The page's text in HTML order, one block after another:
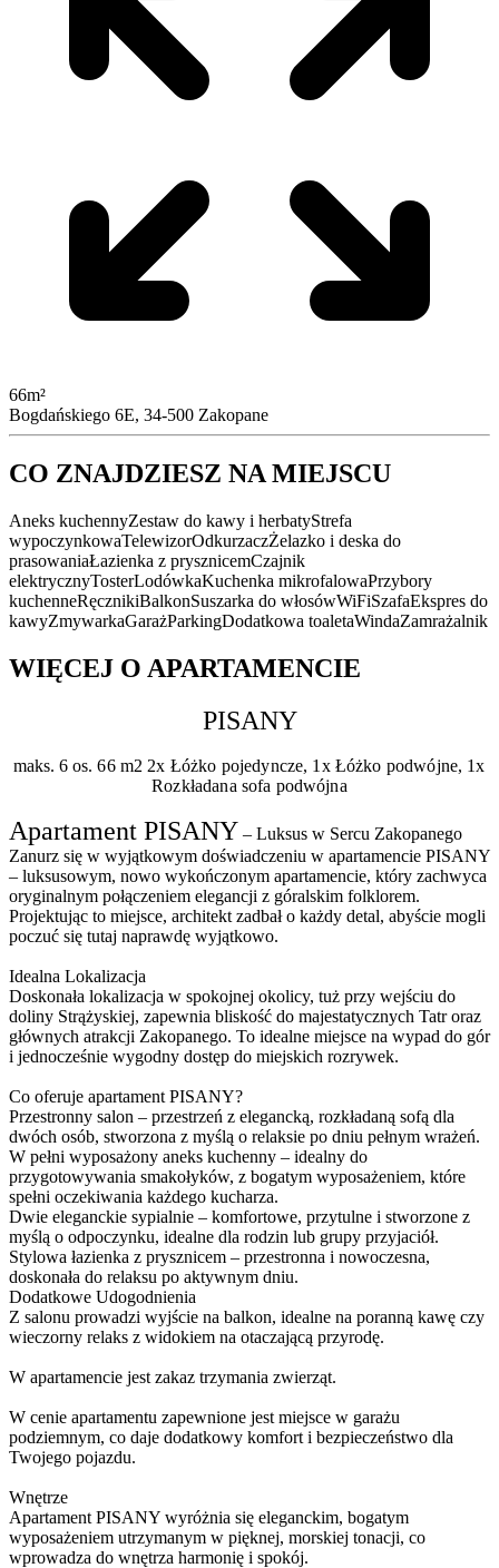
66m²
Bogdańskiego 6E, 34-500 Zakopane
CO ZNAJDZIESZ NA MIEJSCU
Aneks kuchennyZestaw do kawy i herbatyStrefa
wypoczynkowaTelewizorOdkurzaczŻelazko i deska do
prasowaniaŁazienka z prysznicemCzajnik
elektrycznyTosterLodówkaKuchenka mikrofalowaPrzybory
kuchenneRęcznikiBalkonSuszarka do włosówWiFiSzafaEkspres do
kawyZmywarkaGarażParkingDodatkowa toaletaWindaZamrażalnik
WIĘCEJ O APARTAMENCIE
PISANY
maks. 6 os.66 m2 2x Łóżko pojedyncze, 1x Łóżko podwójne, 1x
Rozkładana sofa podwójna
Apartament PISANY – Luksus w Sercu Zakopanego
Zanurz się w wyjątkowym doświadczeniu w apartamencie PISANY
– luksusowym, nowo wykończonym apartamencie, który zachwyca
oryginalnym połączeniem elegancji z góralskim folklorem.
Projektując to miejsce, architekt zadbał o każdy detal, abyście mogli
poczuć się tutaj naprawdę wyjątkowo.
Idealna Lokalizacja
Doskonała lokalizacja w spokojnej okolicy, tuż przy wejściu do
doliny Strążyskiej, zapewnia bliskość do majestatycznych Tatr oraz
głównych atrakcji Zakopanego. To idealne miejsce na wypad do gór
i jednocześnie wygodny dostęp do miejskich rozrywek.
Co oferuje apartament PISANY?
Przestronny salon – przestrzeń z elegancką, rozkładaną sofą dla
dwóch osób, stworzona z myślą o relaksie po dniu pełnym wrażeń.
W pełni wyposażony aneks kuchenny – idealny do
przygotowywania smakołyków, z bogatym wyposażeniem, które
spełni oczekiwania każdego kucharza.
Dwie eleganckie sypialnie – komfortowe, przytulne i stworzone z
myślą o odpoczynku, idealne dla rodzin lub grupy przyjaciół.
Stylowa łazienka z prysznicem – przestronna i nowoczesna,
doskonała do relaksu po aktywnym dniu.
Dodatkowe Udogodnienia
Z salonu prowadzi wyjście na balkon, idealne na poranną kawę czy
wieczorny relaks z widokiem na otaczającą przyrodę.
W apartamencie jest zakaz trzymania zwierząt.
W cenie apartamentu zapewnione jest miejsce w garażu
podziemnym, co daje dodatkowy komfort i bezpieczeństwo dla
Twojego pojazdu.
Wnętrze
Apartament PISANY wyróżnia się eleganckim, bogatym
wyposażeniem utrzymanym w pięknej, morskiej tonacji, co
wprowadza do wnętrza harmonię i spokój.